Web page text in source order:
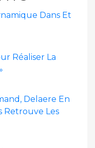
Dans Et
Réaliser La
Delaere En
Retrouve Les